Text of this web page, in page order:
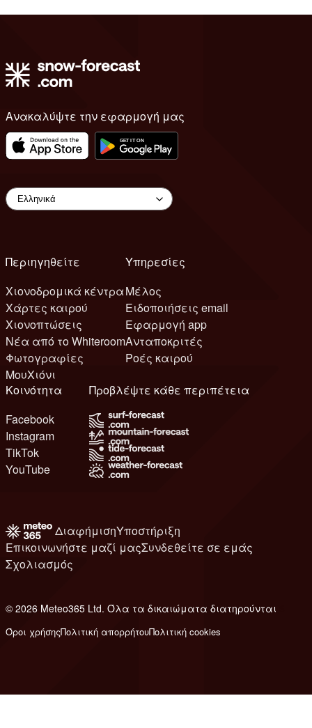
Ανακαλύψτε την εφαρμογή μας
Περιηγηθείτε
Χιονοδρομικά κέντρα
Χάρτες καιρού
Χιονοπτώσεις
Νέα από το Whiteroom
Φωτογραφίες
ΜουΧιόνι
Υπηρεσίες
Μέλος
Ειδοποιήσεις email
Εφαρμογή app
Ανταποκριτές
Ροές καιρού
Κοινότητα
Facebook
Instagram
TikTok
YouTube
Προβλέψτε κάθε περιπέτεια
ΔιαφήμισηΥποστήριξη
Επικοινωνήστε μαζί μαςΣυνδεθείτε σε εμάς
Σχολιασμός
© 2026 Meteo365 Ltd. Όλα τα δικαιώματα διατηρούνται
Όροι χρήσηςΠολιτική απορρήτουΠολιτική cookies